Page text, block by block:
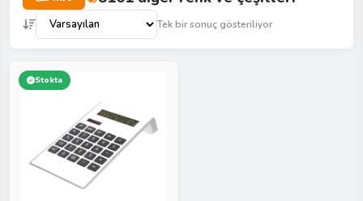
Tek bir sonuç gösteriliyor
Stokta